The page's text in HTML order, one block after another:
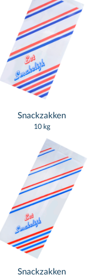
Snackzakken
10 kg
Snackzakken